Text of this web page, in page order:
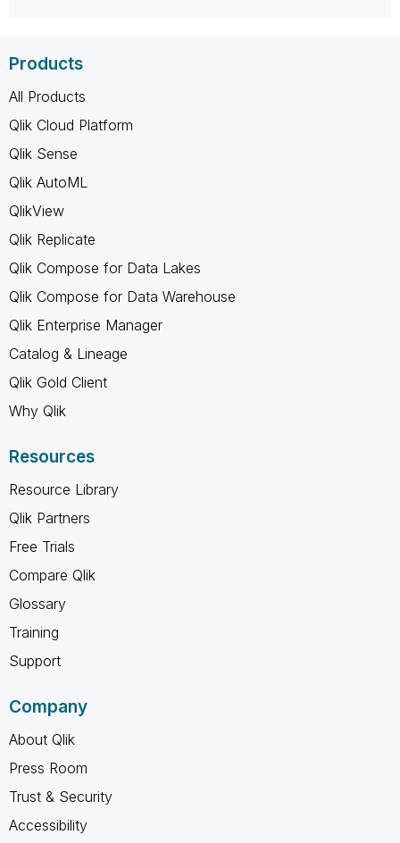
Products
All Products
Qlik Cloud Platform
Qlik Sense
Qlik AutoML
QlikView
Qlik Replicate
Qlik Compose for Data Lakes
Qlik Compose for Data Warehouse
Qlik Enterprise Manager
Catalog & Lineage
Qlik Gold Client
Why Qlik
Resources
Resource Library
Qlik Partners
Free Trials
Compare Qlik
Glossary
Training
Support
Company
About Qlik
Press Room
Trust & Security
Accessibility